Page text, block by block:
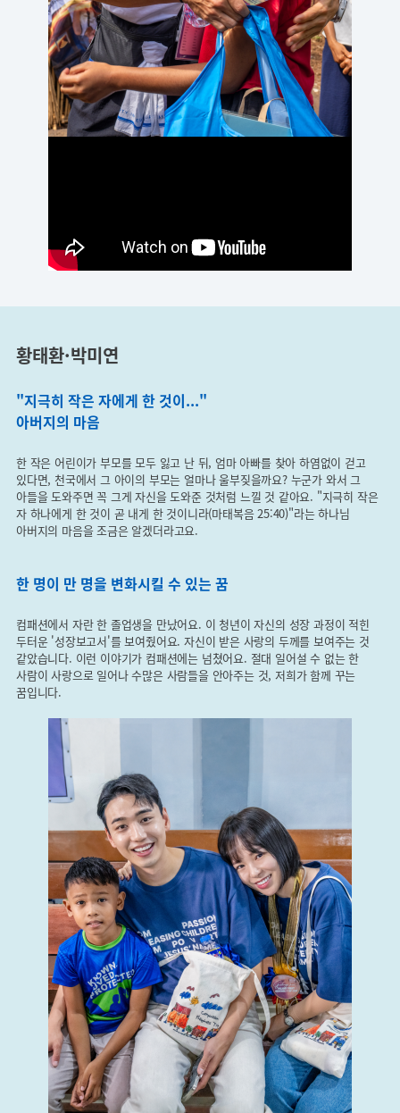
황태환·박미연
"지극히 작은 자에게 한 것이..."
아버지의 마음
한 작은 어린이가 부모를 모두 잃고 난 뒤, 엄마 아빠를 찾아 하염없이 걷고
있다면, 천국에서 그 아이의 부모는 얼마나 울부짖을까요? 누군가 와서 그
아들을 도와주면 꼭 그게 자신을 도와준 것처럼 느낄 것 같아요. "지극히 작은
자 하나에게 한 것이 곧 내게 한 것이니라(마태복음 25:40)"라는 하나님
아버지의 마음을 조금은 알겠더라고요.
한 명이 만 명을 변화시킬 수 있는 꿈
컴패션에서 자란 한 졸업생을 만났어요. 이 청년이 자신의 성장 과정이 적힌
두터운 '성장보고서'를 보여줬어요. 자신이 받은 사랑의 두께를 보여주는 것
같았습니다. 이런 이야기가 컴패션에는 넘쳤어요. 절대 일어설 수 없는 한
사람이 사랑으로 일어나 수많은 사람들을 안아주는 것, 저희가 함께 꾸는
꿈입니다.